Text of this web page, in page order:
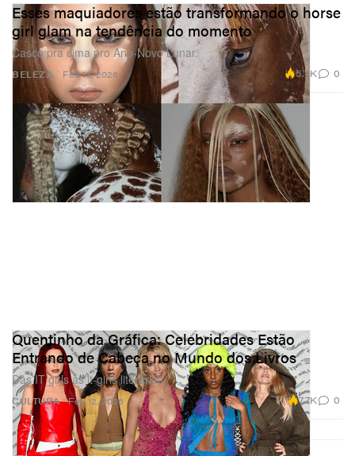
BELEZA
Esses maquiadores estão transformando o horse
girl glam na tendência do momento
Casco pra cima pro Ano‑Novo Lunar.
Feb 13, 2026 5.4K 0
CULTURA
Quentinho da Gráfica: Celebridades Estão
Entrando de Cabeça no Mundo dos Livros
Das IT girls às it-girls literárias.
Feb 12, 2026 7.7K 0